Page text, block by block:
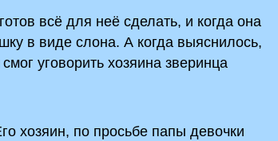
всё для неё сделать, и когда она
в виде слона. А когда выяснилось,
уговорить хозяина зверинца
хозяин, по просьбе папы девочки